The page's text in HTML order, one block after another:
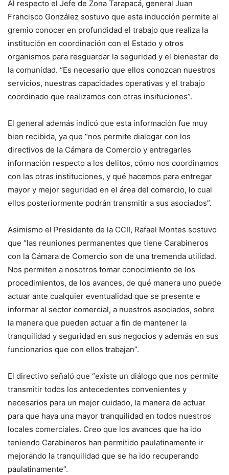
Al respecto el Jefe de Zona Tarapacá, general Juan
Francisco González sostuvo que esta inducción permite al
gremio conocer en profundidad el trabajo que realiza la
institución en coordinación con el Estado y otros
organismos para resguardar la seguridad y el bienestar de
la comunidad. “Es necesario que ellos conozcan nuestros
servicios, nuestras capacidades operativas y el trabajo
coordinado que realizamos con otras insituciones”.
El general además indicó que esta información fue muy
bien recibida, ya que “nos permite dialogar con los
directivos de la Cámara de Comercio y entregarles
información respecto a los delitos, cómo nos coordinamos
con las otras instituciones, y qué hacemos para entregar
mayor y mejor seguridad en el área del comercio, lo cual
ellos posteriormente podrán transmitir a sus asociados”.
Asimismo el Presidente de la CCII, Rafael Montes sostuvo
que “las reuniones permanentes que tiene Carabineros
con la Cámara de Comercio son de una tremenda utilidad.
Nos permiten a nosotros tomar conocimiento de los
procedimientos, de los avances, de qué manera uno puede
actuar ante cualquier eventualidad que se presente e
informar al sector comercial, a nuestros asociados, sobre
la manera que pueden actuar a fin de mantener la
tranquilidad y seguridad en sus negocios y además en sus
funcionarios que con ellos trabajan”.
El directivo señaló que “existe un diálogo que nos permite
transmitir todos los antecedentes convenientes y
necesarios para un mejor cuidado, la manera de actuar
para que haya una mayor tranquilidad en todos nuestros
locales comerciales. Creo que los avances que ha ido
teniendo Carabineros han permitido paulatinamente ir
mejorando la tranquilidad que se ha ido recuperando
paulatinamente”.